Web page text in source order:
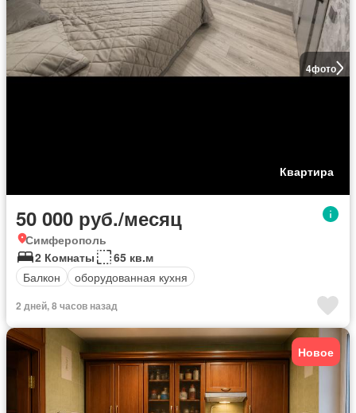
4фото
Квартира
50 000 руб./месяц
Симферополь
2 Комнаты
65 кв.м
Балкон
оборудованная кухня
2 дней, 8 часов назад
Новое